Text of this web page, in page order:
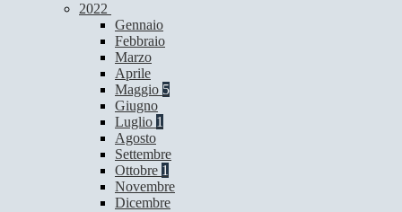
2022
Gennaio
Febbraio
Marzo
Aprile
Maggio 5
Giugno
Luglio 1
Agosto
Settembre
Ottobre 1
Novembre
Dicembre